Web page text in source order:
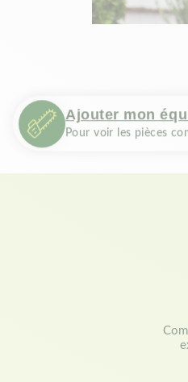
Ajouter mon
Pour voir les pièces